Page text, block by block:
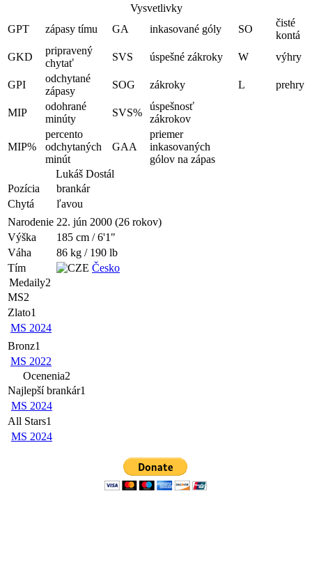
Vysvetlivky
GPT
zápasy tímu GA inkasované góly SO
čisté
kontá
GKD
pripravený
chytať
SVS úspešné zákroky W výhry
GPI
odchytané
zápasy
SOG zákroky L prehry
MIP
odohrané
minúty
SVS%
úspešnosť
zákrokov
MIP%
percento
odchytaných
minút
GAA
priemer
inkasovaných
gólov na zápas
Lukáš Dostál
Pozícia
brankár
Chytá
ľavou
Narodenie 22. jún 2000 (26 rokov)
Výška
185 cm / 6'1"
Váha
86 kg / 190 lb
Tím
Česko
Medaily2
MS2
Zlato1
MS 2024
Bronz1
MS 2022
Ocenenia2
Najlepší brankár1
MS 2024
All Stars1
MS 2024